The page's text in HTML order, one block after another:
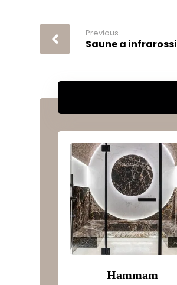
Previous
Saune a infrarossi
Hammam